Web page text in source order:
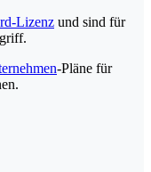
Lizenz und sind für
-Pläne für